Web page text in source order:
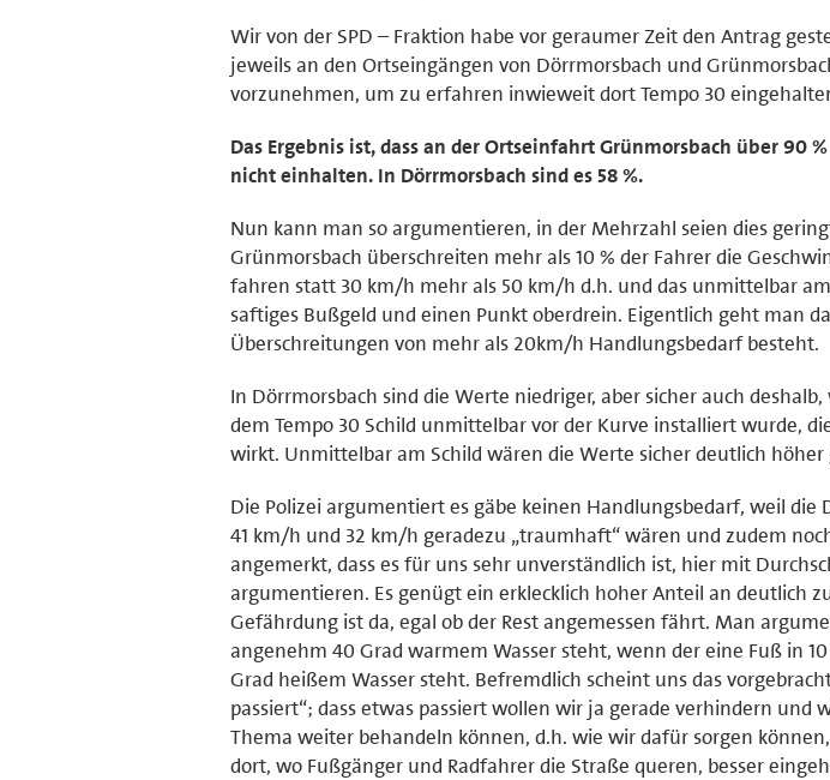
Wir von der SPD – Fraktion habe vor geraumer Zeit den Antrag
jeweils an den Ortseingängen von Dörrmorsbach und
vorzunehmen, um zu erfahren inwieweit dort Tempo 30
Das Ergebnis ist, dass an der Ortseinfahrt Grünmorsbach über 90
nicht einhalten. In Dörrmorsbach sind es 58 %.
Nun kann man so argumentieren, in der Mehrzahl seien dies
Grünmorsbach überschreiten mehr als 10 % der Fahrer die
fahren statt 30 km/h mehr als 50 km/h d.h. und das unmittelbar
saftiges Bußgeld und einen Punkt oberdrein. Eigentlich geht man
Überschreitungen von mehr als 20km/h Handlungsbedarf besteht.
In Dörrmorsbach sind die Werte niedriger, aber sicher auch
dem Tempo 30 Schild unmittelbar vor der Kurve installiert wurde,
wirkt. Unmittelbar am Schild wären die Werte sicher deutlich höher
Die Polizei argumentiert es gäbe keinen Handlungsbedarf, weil
41 km/h und 32 km/h geradezu „traumhaft“ wären und zudem
angemerkt, dass es für uns sehr unverständlich ist, hier mit
argumentieren. Es genügt ein erklecklich hoher Anteil an deutlich
Gefährdung ist da, egal ob der Rest angemessen fährt. Man
angenehm 40 Grad warmem Wasser steht, wenn der eine Fuß in
Grad heißem Wasser steht. Befremdlich scheint uns das
passiert“; dass etwas passiert wollen wir ja gerade verhindern und
Thema weiter behandeln können, d.h. wie wir dafür sorgen
dort, wo Fußgänger und Radfahrer die Straße queren, besser